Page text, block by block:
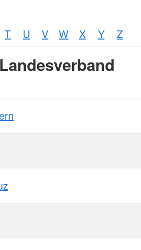
T U V W X Y Z
Landesverband